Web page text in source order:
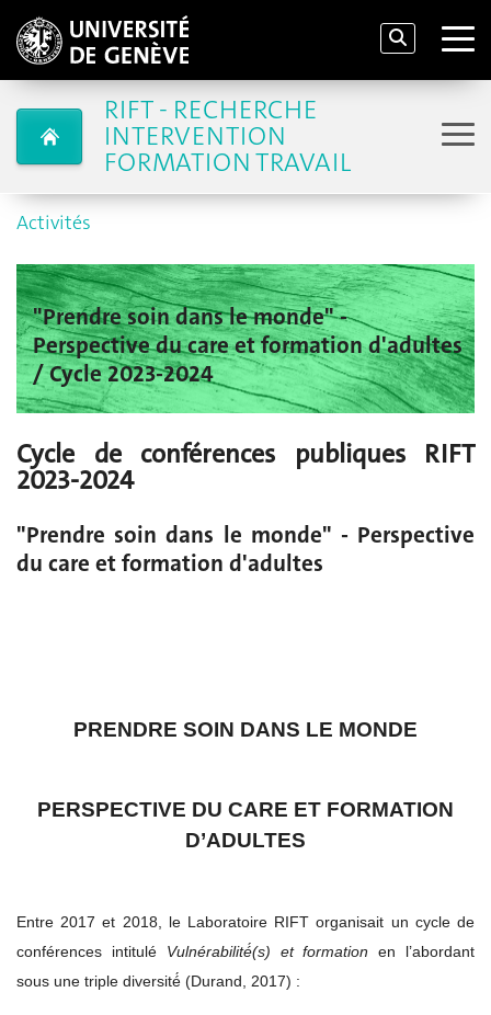
RIFT - RECHERCHE
INTERVENTION
FORMATION TRAVAIL
Activités
"Prendre soin dans le monde" -
Perspective du care et formation d'adultes
/ Cycle 2023-2024
Cycle de conférences publiques RIFT
2023-2024
"Prendre soin dans le monde" - Perspective
du care et formation d'adultes
PRENDRE SOIN DANS LE MONDE
PERSPECTIVE DU CARE ET FORMATION
D’ADULTES
Entre 2017 et 2018, le Laboratoire RIFT organisait un cycle de
conférences intitulé Vulnérabilité́(s) et formationen l’abordant
sous une triple diversité́ (Durand, 2017) :